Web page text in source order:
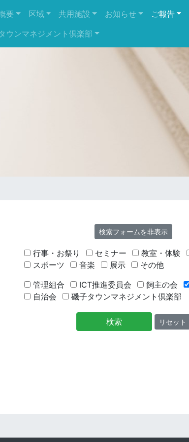
要 区域 共用施設 お知らせ ご報告
ウンマネジメント倶楽部
リリア) City 横浜磯子
検索フォームを非表示
行事・お祭り セミナー 教室・体験
スポーツ
音楽 展示 その他
管理組合 ICT推進委員会 飼主の会
自治会
磯子タウンマネジメント倶楽部
検索 リセット